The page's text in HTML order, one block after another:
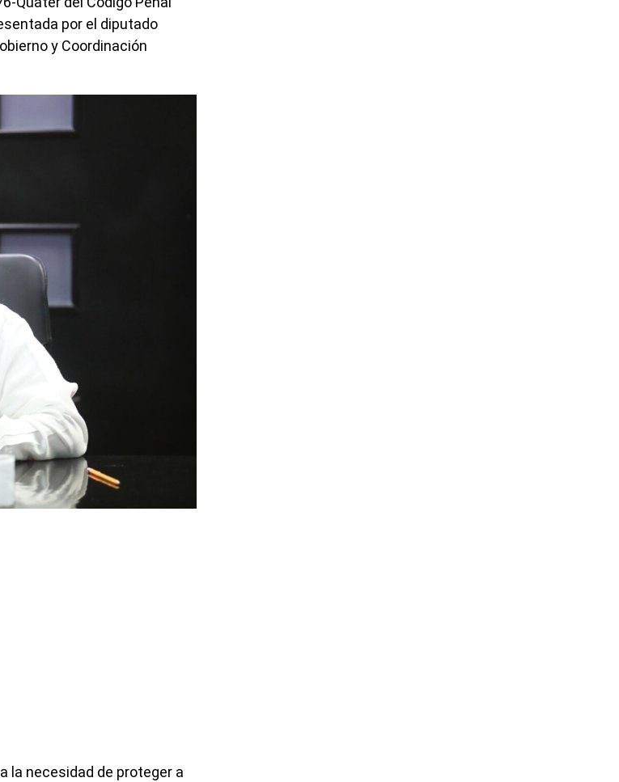
por el diputado
y Coordinación
la necesidad de proteger a